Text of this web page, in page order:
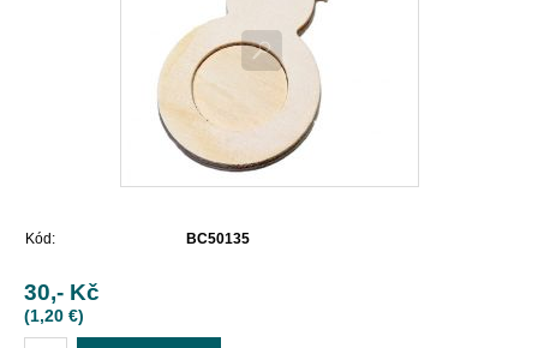
Kód: BC50135
30,- Kč
(1,20 €)